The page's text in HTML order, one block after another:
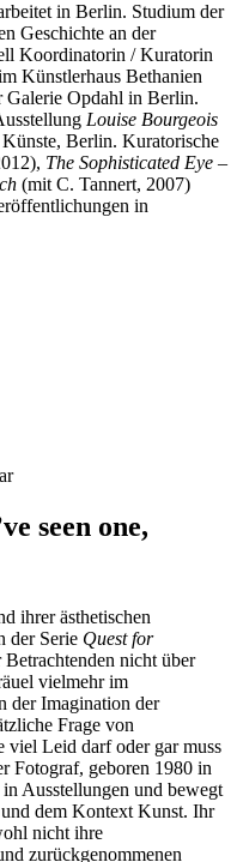
in Berlin. Studium der
Geschichte an der
Koordinatorin / Kuratorin
Künstlerhaus Bethanien
Opdahl in Berlin.
Louise Bourgeois
Berlin. Kuratorische
The Sophisticated Eye –
(mit C. Tannert, 2007)
in
seen one,
ihrer ästhetischen
der Serie Quest for
nicht über
vielmehr im
der Imagination der
Frage von
Leid darf oder gar muss
Fotograf, geboren 1980 in
Ausstellungen und bewegt
dem Kontext Kunst. Ihr
nicht ihre
zurückgenommenen